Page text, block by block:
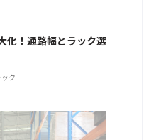
化！通路幅とラック選
ク